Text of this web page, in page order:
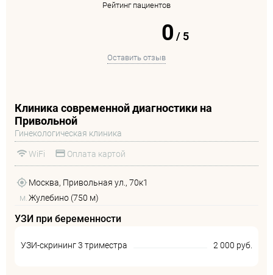
Рейтинг пациентов
0 / 5
Оставить отзыв
Клиника современной диагностики на
Привольной
Гинекологическая клиника
WiFi Оплата картой
Москва, Привольная ул., 70к1
м. Жулебино (750 м)
УЗИ при беременности
УЗИ-скрининг 3 триместра 2 000 руб.